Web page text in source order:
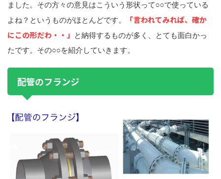
ました。その方々の意見はこういう形状って○○で使っている
よね？というものがほとんどです。
「言われてみれば、確か
にこの形だわ・・」
と納得するものが多く、とても面白かっ
たです。その○○を紹介していきます。
配管のフランジ